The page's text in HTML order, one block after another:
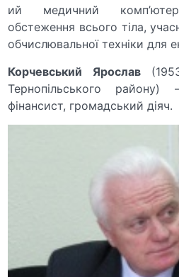
ий медичний
обстеження всього тіла,
обчислювальної техніки для
Корчевський Ярослав
Тернопільського району)
фінансист, громадський діяч.